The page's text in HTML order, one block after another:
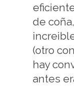
de
(otro
hay
antes